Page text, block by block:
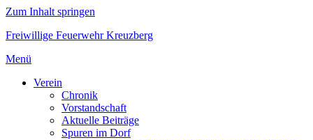
Zum Inhalt springen
Freiwillige Feuerwehr Kreuzberg
Menü
Verein
Chronik
Vorstandschaft
Aktuelle Beiträge
Spuren im Dorf